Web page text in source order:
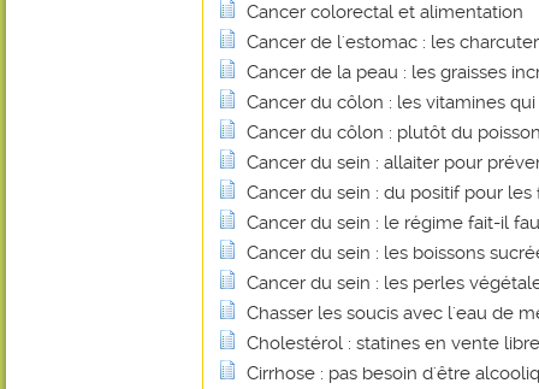
Cancer colorectal et alimentation
Cancer de l'estomac : les
Cancer de la peau : les graisses
Cancer du côlon : les vitamines
Cancer du côlon : plutôt du
Cancer du sein : allaiter pour
Cancer du sein : du positif pour
Cancer du sein : le régime fait-il
Cancer du sein : les boissons
Cancer du sein : les perles
Chasser les soucis avec l'eau de
Cholestérol : statines en vente
Cirrhose : pas besoin d'être